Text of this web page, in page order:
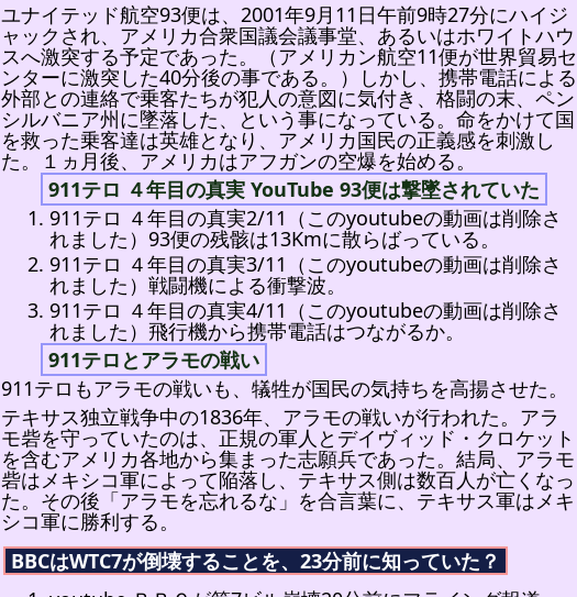
ユナイテッド航空93便は、2001年9月11日午前9時27分にハイジ
ャックされ、アメリカ合衆国議会議事堂、あるいはホワイトハウ
スへ激突する予定であった。（アメリカン航空11便が世界貿易セ
ンターに激突した40分後の事である。）しかし、携帯電話による
外部との連絡で乗客たちが犯人の意図に気付き、格闘の末、ペン
シルバニア州に墜落した、という事になっている。命をかけて国
を救った乗客達は英雄となり、アメリカ国民の正義感を刺激し
た。１ヵ月後、アメリカはアフガンの空爆を始める。
911テロ ４年目の真実 YouTube 93便は撃墜されていた
911テロ ４年目の真実2/11（このyoutubeの動画は削除さ
れました）93便の残骸は13Kmに散らばっている。
911テロ ４年目の真実3/11（このyoutubeの動画は削除さ
れました）戦闘機による衝撃波。
911テロ ４年目の真実4/11（このyoutubeの動画は削除さ
れました）飛行機から携帯電話はつながるか。
911テロとアラモの戦い
911テロもアラモの戦いも、犠牲が国民の気持ちを高揚させた。
テキサス独立戦争中の1836年、アラモの戦いが行われた。アラ
モ砦を守っていたのは、正規の軍人とデイヴィッド・クロケット
を含むアメリカ各地から集まった志願兵であった。結局、アラモ
砦はメキシコ軍によって陥落し、テキサス側は数百人が亡くなっ
た。その後「アラモを忘れるな」を合言葉に、テキサス軍はメキ
シコ軍に勝利する。
BBCはWTC7が倒壊することを、23分前に知っていた？